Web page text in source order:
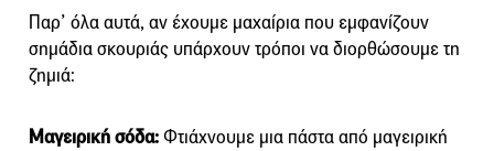
Παρ’ όλα αυτά, αν έχουμε μαχαίρια που εμφανίζουν
σημάδια σκουριάς υπάρχουν τρόποι να διορθώσουμε τη
ζημιά:
Μαγειρική σόδα: Φτιάχνουμε μια πάστα από μαγειρική